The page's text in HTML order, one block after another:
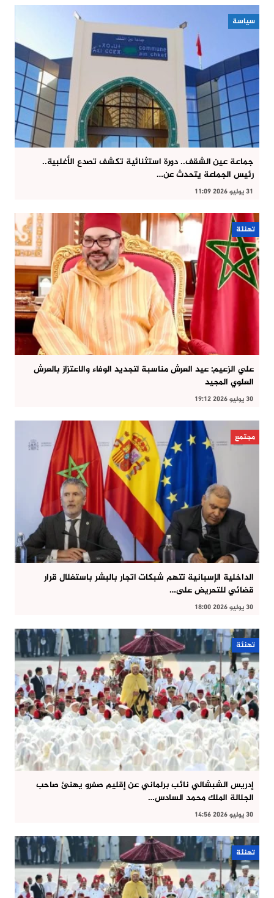
سياسة
جماعة عين الشقف.. دورة استثنائية تكشف تصدع الأغلبية..
رئيس الجماعة يتحدث عن…
31 يوليو 2026 11:09
تهنئة
علي الزعيم: عيد العرش مناسبة لتجديد الوفاء والاعتزاز بالعرش
العلوي المجيد
30 يوليو 2026 19:12
مجتمع
الداخلية الإسبانية تتهم شبكات اتجار بالبشر باستغلال قرار
قضائي للتحريض على…
30 يوليو 2026 18:00
تهنئة
إدريس الشبشالي نائب برلماني عن إقليم صفرو يهنئ صاحب
الجلالة الملك محمد السادس…
30 يوليو 2026 14:56
تهنئة